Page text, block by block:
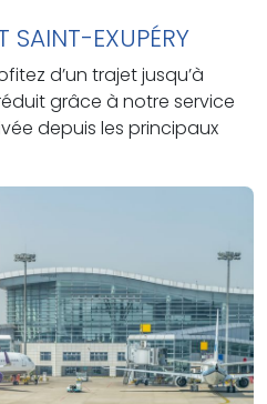
SAINT-EXUPÉRY
d’un trajet jusqu’à
grâce à notre service
depuis les principaux